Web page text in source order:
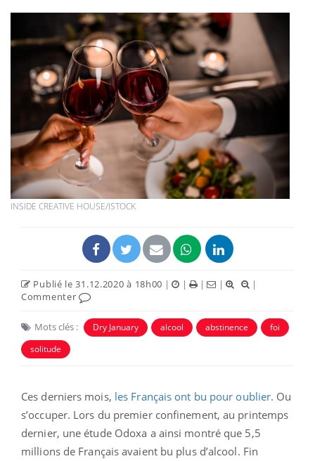
INSIDE CREATIVE HOUSE/ISTOCK
Publié le 31.12.2020 à 18h00 | | | |
|
Commenter
Mots clés : Dry January alcool abstinence
foi
solitude
Ces derniers mois, les Français ont bu pour oublier. Ou
s’occuper. Lors du premier confinement, au printemps
dernier, une étude Odoxa a ainsi montré que 5,5
millions de Français avaient bu plus d’alcool. Fin